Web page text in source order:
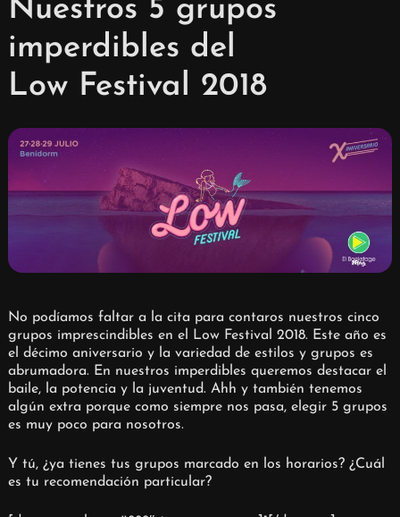
Nuestros 5 grupos
imperdibles del
Low Festival 2018
No podíamos faltar a la cita para contaros nuestros cinco
grupos imprescindibles en el Low Festival 2018. Este año es
el décimo aniversario y la variedad de estilos y grupos es
abrumadora. En nuestros imperdibles queremos destacar el
baile, la potencia y la juventud. Ahh y también tenemos
algún extra porque como siempre nos pasa, elegir 5 grupos
es muy poco para nosotros.
Y tú, ¿ya tienes tus grupos marcado en los horarios? ¿Cuál
es tu recomendación particular?